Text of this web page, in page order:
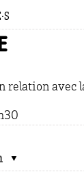
relation avec